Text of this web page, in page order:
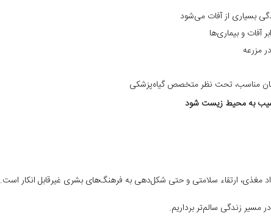
بسیاری از آفات می‌شود
آفات و بیماری‌ها
مزرعه
زمان مناسب، تحت نظر متخصص گیاه‌پزشکی
آسیب به محیط زیست شود
مغذی، ارتقاء سلامتی و حتی شکل‌دهی به فرهنگ‌های بشری غیرقابل انکار است.
مسیر زندگی سالم‌تر برداریم.